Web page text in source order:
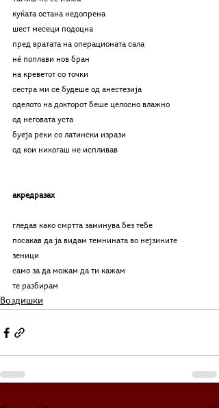
куќата остана недопрена
шест месеци подоцна
пред вратата на операционата сала
нѐ поплави нов бран
на креветот со точки
сестра ми се будеше од анестезија
оделото на докторот беше целосно влажно
од неговата уста
буеја реки со латински изрази
од кои никогаш не испливав
акредразах
гледав како смртта заминува без тебе
посакав да ја видам темнината во нејзините
зеници
само за да можам да ти кажам
те разбирам
Воздишки